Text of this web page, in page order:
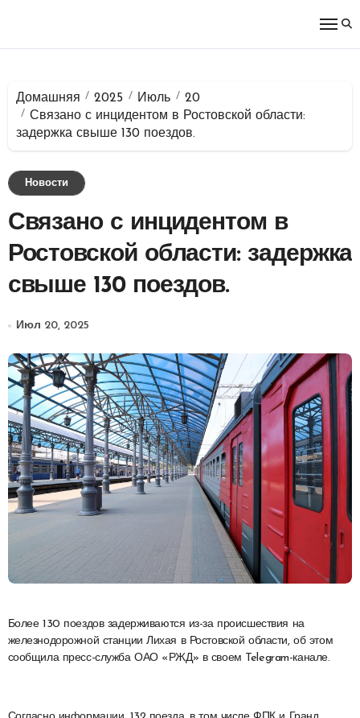
Домашняя 2025 Июль
20
Связано с инцидентом в Ростовской области:
задержка свыше 130 поездов.
Новости
Связано с инцидентом в
Ростовской области: задержка
свыше 130 поездов.
Июл 20, 2025
Более 130 поездов задерживаются из-за происшествия на
железнодорожной станции Лихая в Ростовской области, об этом
сообщила пресс-служба ОАО «РЖД» в своем Telegram-канале.